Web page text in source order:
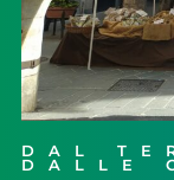
DAL
DALLE